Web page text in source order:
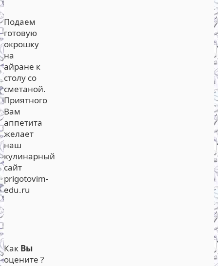
Подаем
готовую
окрошку
на
айране к
столу со
сметаной.
Приятного
Вам
аппетита
желает
наш
кулинарный
сайт
prigotovim-
edu.ru
Как Вы
оцените ?